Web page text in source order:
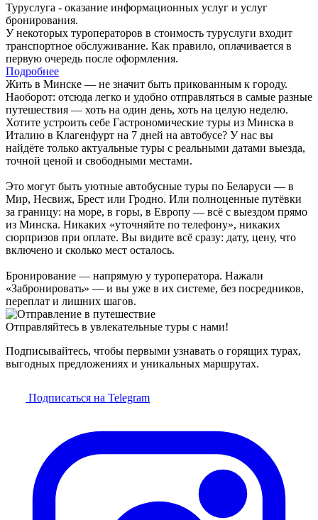
Туруслуга - оказание информационных услуг и услуг
бронирования.
У некоторых туроператоров в стоимость туруслуги входит
транспортное обслуживание. Как правило, оплачивается в
первую очередь после оформления.
Подробнее
Жить в Минске — не значит быть прикованным к городу.
Наоборот: отсюда легко и удобно отправляться в самые разные
путешествия — хоть на один день, хоть на целую неделю.
Хотите устроить себе Гастрономические туры из Минска в
Италию в Клагенфурт на 7 дней на автобусе? У нас вы
найдёте только актуальные туры с реальными датами выезда,
точной ценой и свободными местами.
Это могут быть уютные автобусные туры по Беларуси — в
Мир, Несвиж, Брест или Гродно. Или полноценные путёвки
за границу: на море, в горы, в Европу — всё с выездом прямо
из Минска. Никаких «уточняйте по телефону», никаких
сюрпризов при оплате. Вы видите всё сразу: дату, цену, что
включено и сколько мест осталось.
Бронирование — напрямую у туроператора. Нажали
«Забронировать» — и вы уже в их системе, без посредников,
переплат и лишних шагов.
Отправляйтесь в увлекательные туры с нами!
Подписывайтесь, чтобы первыми узнавать о горящих турах,
выгодных предложениях и уникальных маршрутах.
Подписаться на Telegram